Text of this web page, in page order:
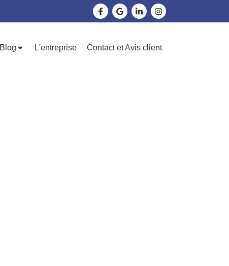
Blog L'entreprise Contact et Avis client